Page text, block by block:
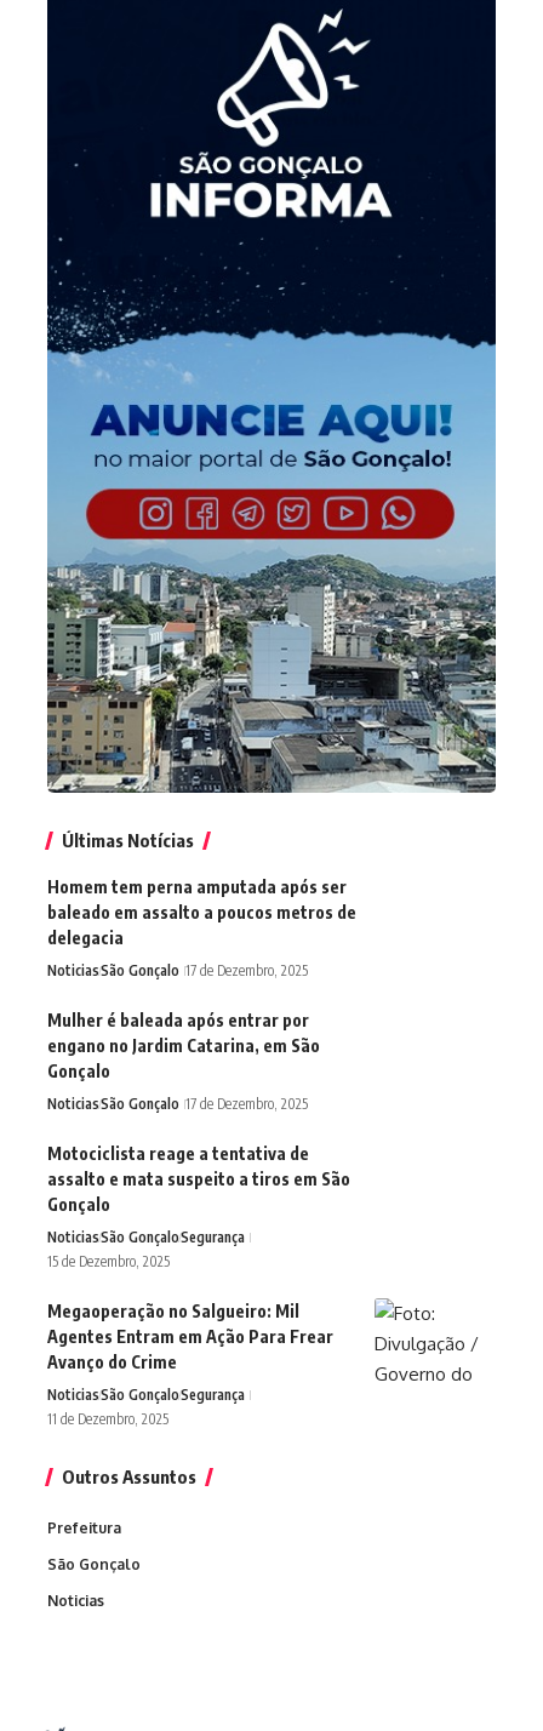
Últimas Notícias
Homem tem perna amputada após ser
baleado em assalto a poucos metros de
delegacia
NoticiasSão Gonçalo 17 de Dezembro, 2025
Mulher é baleada após entrar por
engano no Jardim Catarina, em São
Gonçalo
NoticiasSão Gonçalo 17 de Dezembro, 2025
Motociclista reage a tentativa de
assalto e mata suspeito a tiros em São
Gonçalo
NoticiasSão GonçaloSegurança
15 de Dezembro, 2025
Megaoperação no Salgueiro: Mil
Agentes Entram em Ação Para Frear
Avanço do Crime
NoticiasSão GonçaloSegurança
11 de Dezembro, 2025
Outros Assuntos
Prefeitura
São Gonçalo
Noticias